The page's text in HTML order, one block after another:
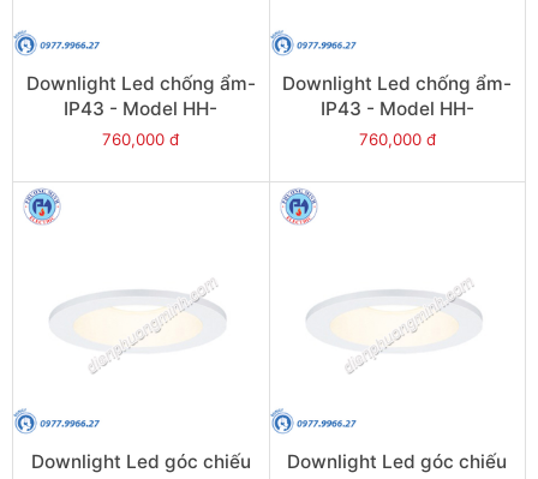
Downlight Led chống ẩm-
IP43 - Model HH-
LD20508K19
760,000 đ
Downlight Led chống ẩm-
IP43 - Model HH-
LD40508K19
760,000 đ
Downlight Led góc chiếu
Downlight Led góc chiếu